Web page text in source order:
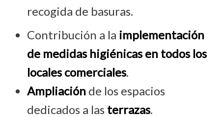
recogida de basuras.
Contribución a la implementación
de medidas higiénicas en todos los
locales comerciales.
Ampliación de los espacios
dedicados a las terrazas.